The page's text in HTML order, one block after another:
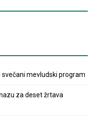
svečani mevludski program
za deset žrtava